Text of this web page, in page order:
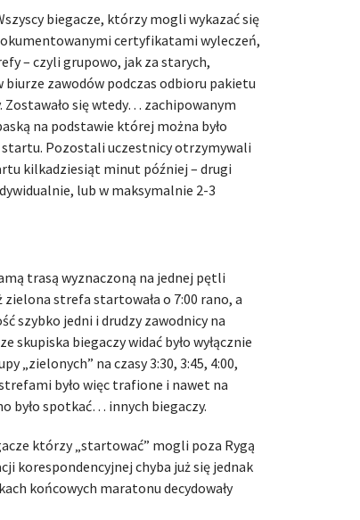
biegacze, którzy mogli wykazać się
certyfikatami wyleczeń,
– czyli grupowo, jak za starych,
zawodów podczas odbioru pakietu
się wtedy… zachipowanym
na podstawie której można było
Pozostali uczestnicy otrzymywali
kilkadziesiąt minut później – drugi
lub w maksymalnie 2-3
trasą wyznaczoną na jednej pętli
strefa startowała o 7:00 rano, a
szybko jedni i drudzy zawodnicy na
skupiska biegaczy widać było wyłącznie
„zielonych” na czasy 3:30, 3:45, 4:00,
było więc trafione i nawet na
było spotkać… innych biegaczy.
którzy „startować” mogli poza Rygą
korespondencyjnej chyba już się jednak
końcowych maratonu decydowały